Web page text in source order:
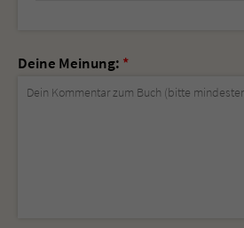
Deine Meinung: *